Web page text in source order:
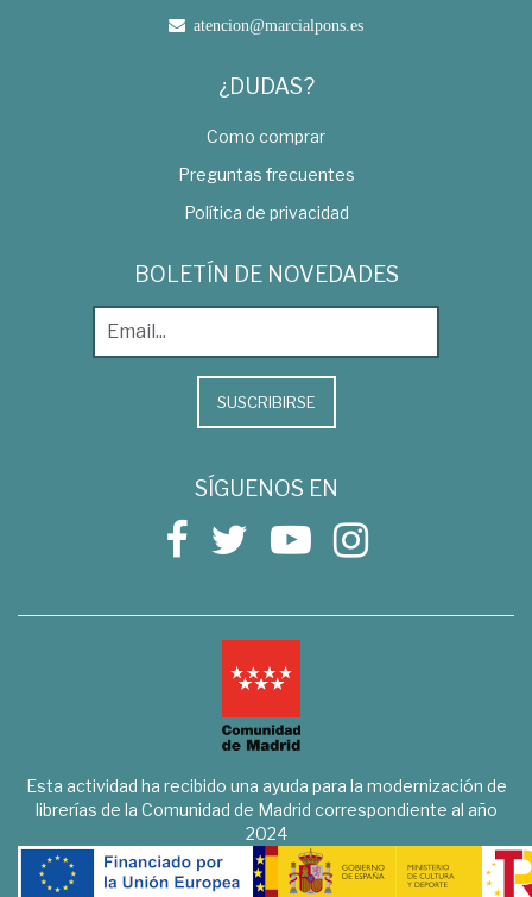
atencion@marcialpons.es
¿DUDAS?
Como comprar
Preguntas frecuentes
Política de privacidad
BOLETÍN DE NOVEDADES
SUSCRIBIRSE
SÍGUENOS EN
Esta actividad ha recibido una ayuda para la modernización de
librerías de la Comunidad de Madrid correspondiente al año
2024